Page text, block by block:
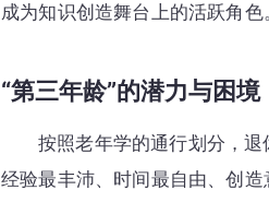
成为知识创造舞台上的活跃角色
“第三年龄”的潜力与困境
按照老年学的通行划分，
经验最丰沛、时间最自由、创